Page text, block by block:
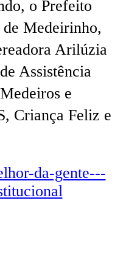
o Prefeito
Medeirinho,
Arilúzia
Assistência
e
Criança Feliz e